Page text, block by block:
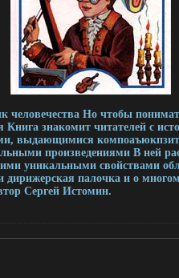
Но чтобы
Книга знакомит читателей с
выдающимися
произведениями В ней
уникальными свойствами
дирижерская палочка и о
Сергей Истомин.